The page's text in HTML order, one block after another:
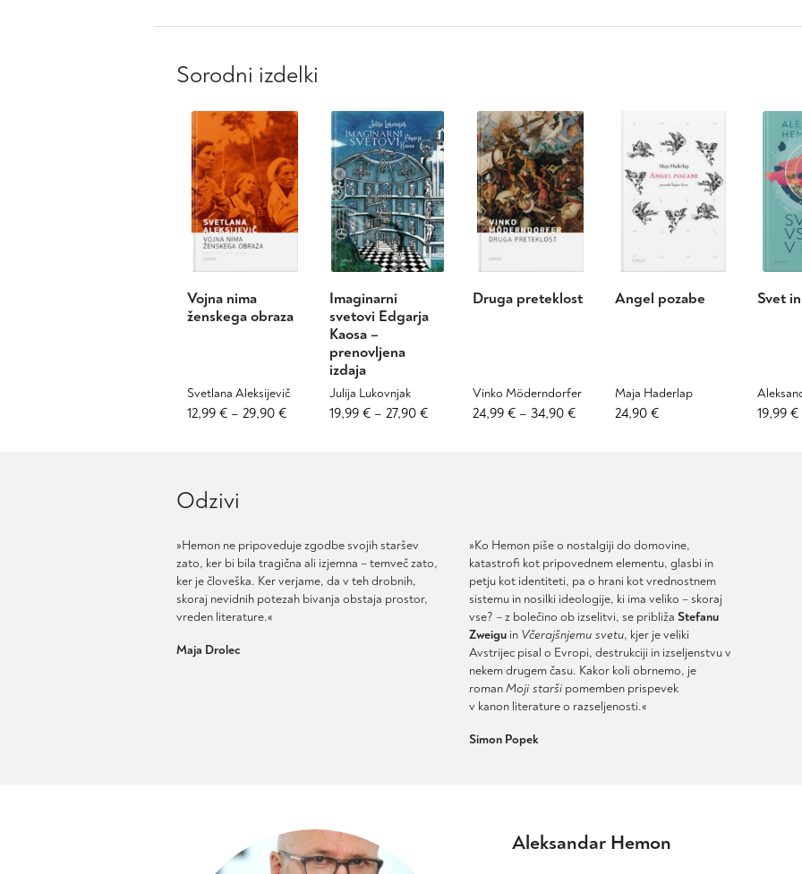
Sorodni izdelki
Vojna nima
ženskega obraza
Svetlana Aleksijevič
12,99 € – 29,90 €Cenovni
Ta
izberete
na
strani
izdelka
Imaginarni
svetovi Edgarja
Kaosa –
prenovljena
izdaja
Julija Lukovnjak
19,99€ – 27,90€Cenovni
Ta
izberete
na
Druga preteklost
Vinko Möderndorfer
24,99 € – 34,90 €Cenovni
Ta
izberete
na
strani
izdelka
Angel pozabe
Maja Haderlap
24,90 €Ta
izberete
na
strani
izdelka
Svet
19,99€
Odzivi
»Hemon ne pripoveduje zgodbe svojih staršev
zato, ker bi bila tragična ali izjemna – temveč zato,
ker je človeška. Ker verjame, da v teh drobnih,
skoraj nevidnih potezah bivanja obstaja prostor,
vreden literature.«
Maja Drolec
»Ko Hemon piše o nostalgiji do domovine,
katastrofi kot pripovednem elementu, glasbi in
petju kot identiteti, pa o hrani kot vrednostnem
sistemu in nosilki ideologije, ki ima veliko – skoraj
vse? – z bolečino ob izselitvi, se približa Stefanu
Zweiguin Včerajšnjemu svetu, kjer je veliki
Avstrijec pisal o Evropi, destrukciji in izseljenstvu v
nekem drugem času. Kakor koli obrnemo, je
romanMoji staršipomemben prispevek
v kanon literature o razseljenosti.«
Simon Popek
Aleksandar Hemon